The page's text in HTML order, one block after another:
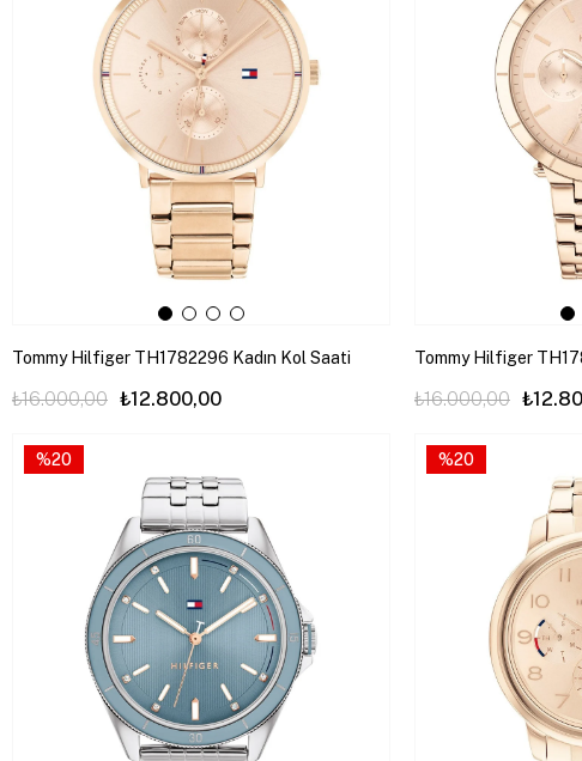
Tommy Hilfiger TH1782296 Kadın Kol Saati
₺12.800,00
₺16.000,00
Tommy Hilfiger
₺16.000,00
%20 %20